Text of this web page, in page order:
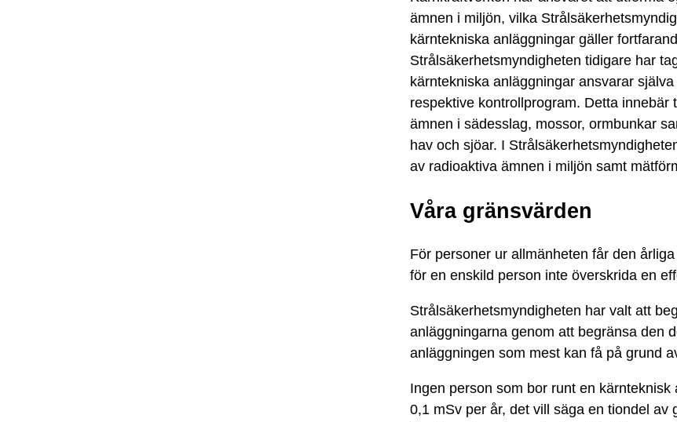
ämnen i miljön, vilka
kärntekniska anläggningar gäller
Strålsäkerhetsmyndigheten tidigare har
kärntekniska anläggningar ansvarar
respektive kontrollprogram. Detta
ämnen i sädesslag, mossor, ormbunkar
hav och sjöar. I
av radioaktiva ämnen i miljön samt
Våra gränsvärden
För personer ur allmänheten får den
för en enskild person inte överskrida en
Strålsäkerhetsmyndigheten har valt att
anläggningarna genom att begränsa den
anläggningen som mest kan få på grund
Ingen person som bor runt en
0,1 mSv per år, det vill säga en tiondel